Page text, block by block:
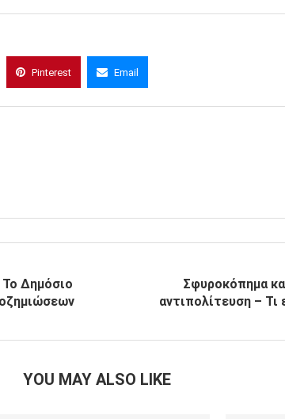
Pinterest Email
Το Δημόσιο
Σφυροκόπημα
αντιπολίτευση – Τι
YOU MAY ALSO LIKE